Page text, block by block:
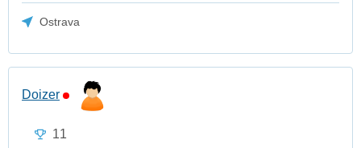
Ostrava
Doizer
11